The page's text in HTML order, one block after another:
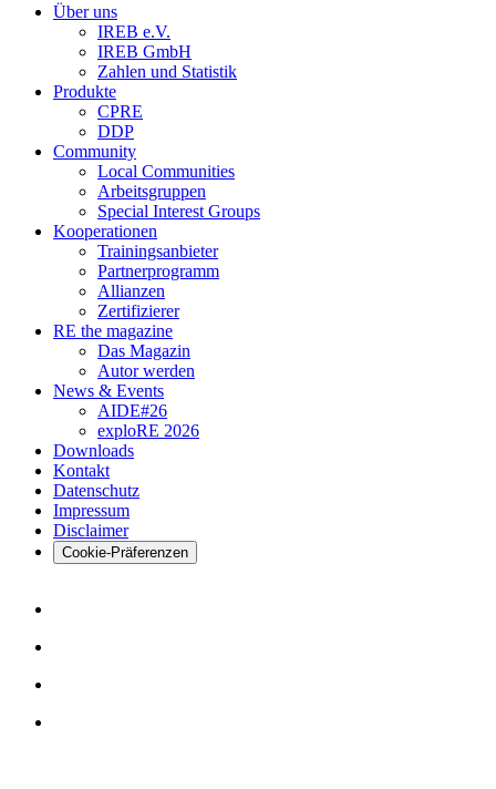
Über uns
IREB e.V.
IREB GmbH
Zahlen und Statistik
Produkte
CPRE
DDP
Community
Local Communities
Arbeitsgruppen
Special Interest Groups
Kooperationen
Trainingsanbieter
Partnerprogramm
Allianzen
Zertifizierer
RE the magazine
Das Magazin
Autor werden
News & Events
AIDE#26
exploRE 2026
Downloads
Kontakt
Datenschutz
Impressum
Disclaimer
Cookie-Präferenzen